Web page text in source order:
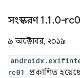
সংস্করণ 1.1.0-
৯ অক্টোবর, ২০১৯
rc01
প্রকাশিত